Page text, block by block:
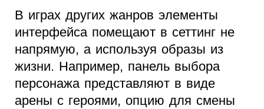
В играх других жанров элементы
интерфейса помещают в сеттинг не
напрямую, а используя образы из
жизни. Например, панель выбора
персонажа представляют в виде
арены с героями, опцию для смены